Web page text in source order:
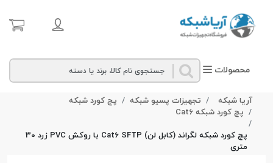
محصولات
آریا شبکه تجهیزات پسیو شبکه
پچ کورد شبکه
پچ کورد شبکه Cat6
پچ کورد شبکه لگراند (کابل لن) Cat6 SFTP با روکش PVC زرد 30
متری